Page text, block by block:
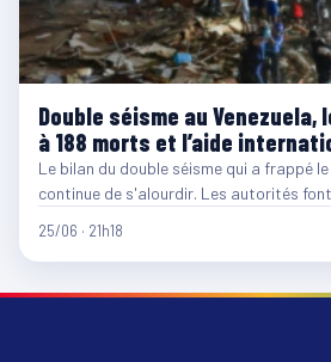
Double séisme au Venezuela,
à 188 morts et l’aide
Le bilan du double séisme qui a frappé
continue de s'alourdir. Les autorités
25/06 · 21h18